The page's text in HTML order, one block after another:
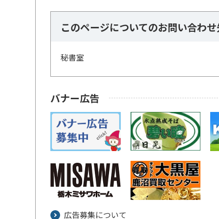
このページについてのお問い合わ
秘書室
バナー広告
広告募集について